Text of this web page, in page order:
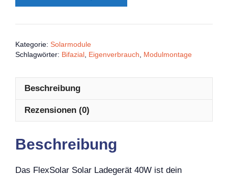
Kategorie: Solarmodule
Schlagwörter: Bifazial Eigenverbrauch Modulmontage
Beschreibung
Rezensionen (0)
Beschreibung
Das FlexSolar Solar Ladegerät 40W ist dein